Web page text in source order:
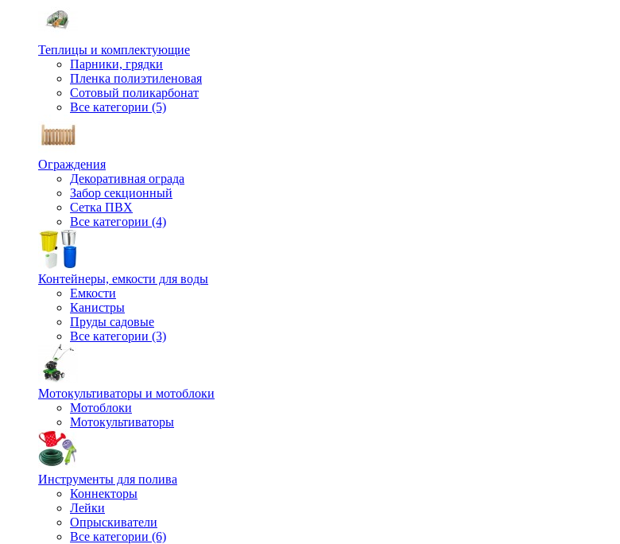
Теплицы и комплектующие
Парники, грядки
Пленка полиэтиленовая
Сотовый поликарбонат
Все категории (5)
Ограждения
Декоративная ограда
Забор секционный
Сетка ПВХ
Все категории (4)
Контейнеры, емкости для воды
Емкости
Канистры
Пруды садовые
Все категории (3)
Мотокультиваторы и мотоблоки
Мотоблоки
Мотокультиваторы
Инструменты для полива
Коннекторы
Лейки
Опрыскиватели
Все категории (6)